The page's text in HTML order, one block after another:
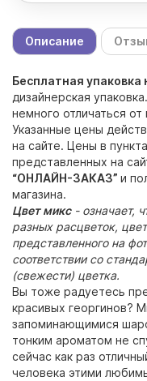
Описание
Бесплатная упаковка
дизайнерская
немного отличаться
Указанные цены
на сайте. Цены в
представленных на
“ОНЛАЙН-ЗАКАЗ” и
магазина.
Цвет микс- означает,
разных расцветок,
представленного на
соответствии со
(свежести) цветка.
Вы тоже радуетесь
красивых георгинов?
запоминающимися
тонким ароматом не
сейчас как раз
человека этими